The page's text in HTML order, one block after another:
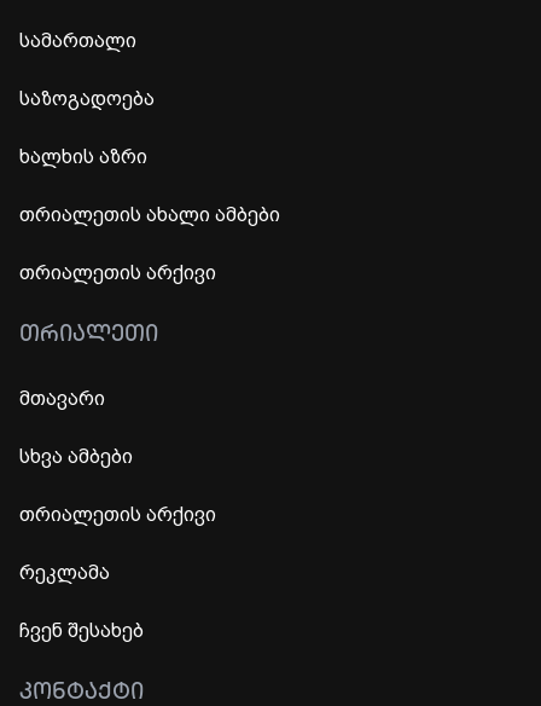
სამართალი
საზოგადოება
ხალხის აზრი
თრიალეთის ახალი ამბები
თრიალეთის არქივი
ᲗᲠᲘᲐᲚᲔᲗᲘ
მთავარი
სხვა ამბები
თრიალეთის არქივი
რეკლამა
ჩვენ შესახებ
ᲙᲝᲜᲢᲐᲥᲢᲘ